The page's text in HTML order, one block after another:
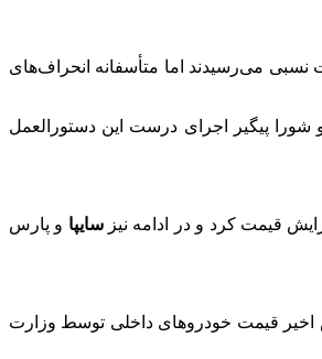
می‌رسیدند اما متأسفانه انحراف‌های
پیگیر اجرای درست این دستورالعمل
قیمت کرد و در ادامه نیز سایپا و پارس
اخیر قیمت خودروهای داخلی توسط وزارت